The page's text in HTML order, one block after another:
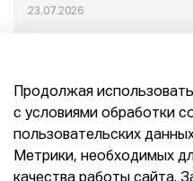
23.07.2026
Конец эпохи
Mr.Doors Максима
Продолжая
с условиями обработки
пользовательских
Метрики, необходимых